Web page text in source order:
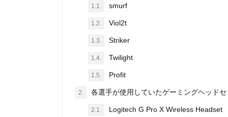
1.1. smurf
1.2. Viol2t
1.3. Striker
1.4. Twilight
1.5. Profit
2. 各選手が使用していたゲーミングヘッド
2.1. Logitech G Pro X Wireless Headset